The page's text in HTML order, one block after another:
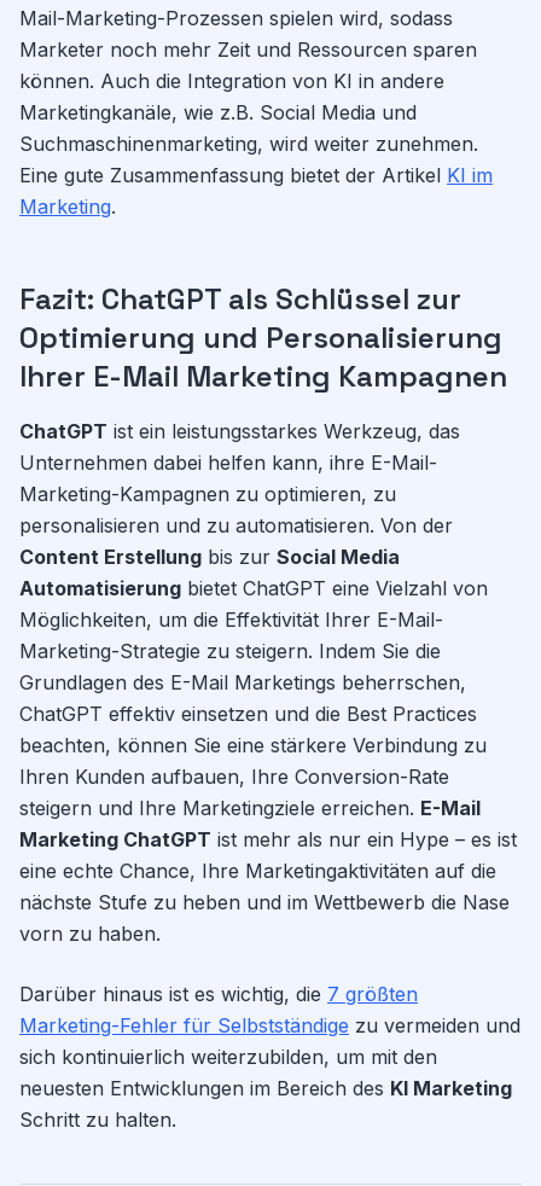
Mail-Marketing-Prozessen spielen wird, sodass
Marketer noch mehr Zeit und Ressourcen sparen
können. Auch die Integration von KI in andere
Marketingkanäle, wie z.B. Social Media und
Suchmaschinenmarketing, wird weiter zunehmen.
Eine gute Zusammenfassung bietet der Artikel KI im
Marketing.
Fazit: ChatGPT als Schlüssel zur
Optimierung und Personalisierung
Ihrer E-Mail Marketing Kampagnen
ChatGPT ist ein leistungsstarkes Werkzeug, das
Unternehmen dabei helfen kann, ihre E-Mail-
Marketing-Kampagnen zu optimieren, zu
personalisieren und zu automatisieren. Von der
Content Erstellung bis zur Social Media
Automatisierung bietet ChatGPT eine Vielzahl von
Möglichkeiten, um die Effektivität Ihrer E-Mail-
Marketing-Strategie zu steigern. Indem Sie die
Grundlagen des E-Mail Marketings beherrschen,
ChatGPT effektiv einsetzen und die Best Practices
beachten, können Sie eine stärkere Verbindung zu
Ihren Kunden aufbauen, Ihre Conversion-Rate
steigern und Ihre Marketingziele erreichen. E-Mail
Marketing ChatGPT ist mehr als nur ein Hype – es ist
eine echte Chance, Ihre Marketingaktivitäten auf die
nächste Stufe zu heben und im Wettbewerb die Nase
vorn zu haben.
Darüber hinaus ist es wichtig, die 7 größten
Marketing-Fehler für Selbstständige zu vermeiden und
sich kontinuierlich weiterzubilden, um mit den
neuesten Entwicklungen im Bereich des KI Marketing
Schritt zu halten.